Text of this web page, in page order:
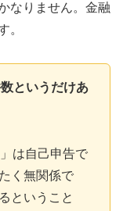
なりません。金融
。
というだけあ
は自己申告で
く無関係で
ということ